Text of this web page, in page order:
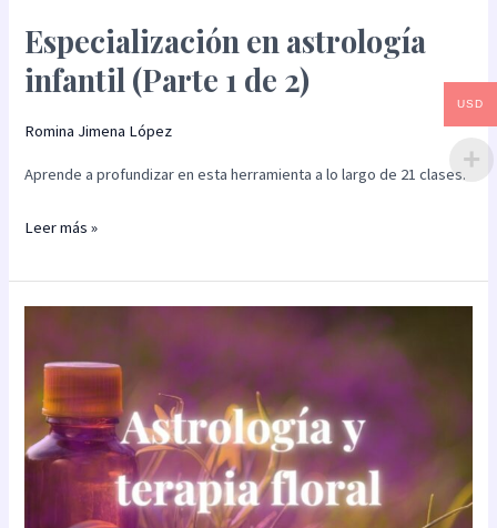
Especialización en astrología
infantil (Parte 1 de 2)
Romina Jimena López
Aprende a profundizar en esta herramienta a lo largo de 21 clases.
Leer más »
terapia
floral
y
astrología
USD